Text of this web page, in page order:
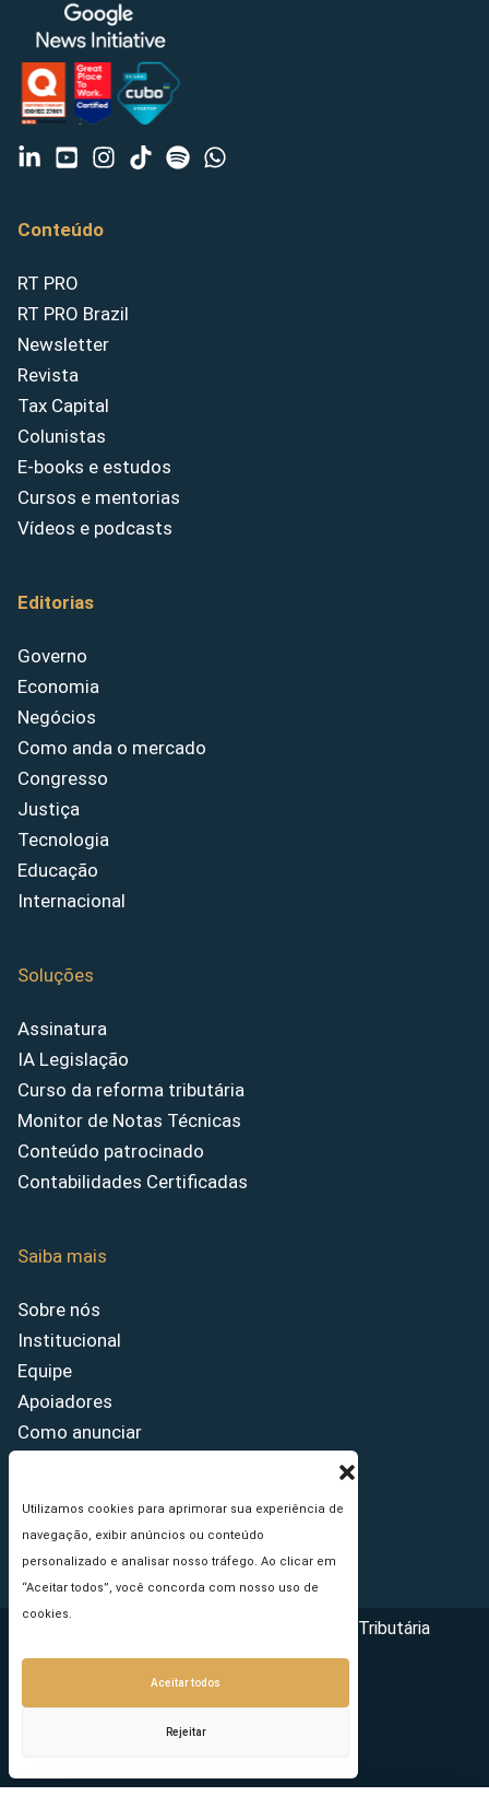
Utilizamos cookies para aprimorar sua experiência de
navegação, exibir anúncios ou conteúdo
personalizado e analisar nosso tráfego. Ao clicar em
“Aceitar todos”, você concorda com nosso uso de
cookies.
Aceitar todos
Rejeitar
Conteúdo
RT PRO
RT PRO Brazil
Newsletter
Revista
Tax Capital
Colunistas
E-books e estudos
Cursos e mentorias
Vídeos e podcasts
Editorias
Governo
Economia
Negócios
Como anda o mercado
Congresso
Justiça
Tecnologia
Educação
Internacional
Soluções
Assinatura
IA Legislação
Curso da reforma tributária
Monitor de Notas Técnicas
Conteúdo patrocinado
Contabilidades Certificadas
Saiba mais
Sobre nós
Institucional
Equipe
Apoiadores
Como anunciar
Princípios Editoriais
Copyright © 2026 - Portal da Reforma Tributária